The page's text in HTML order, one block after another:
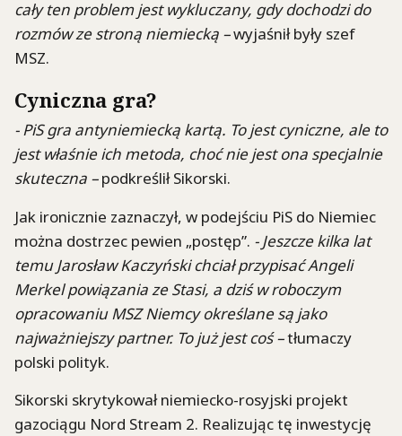
cały ten problem jest wykluczany, gdy dochodzi do
rozmów ze stroną niemiecką –wyjaśnił były szef
MSZ.
Cyniczna gra?
- PiS gra antyniemiecką kartą. To jest cyniczne, ale to
jest właśnie ich metoda, choć nie jest ona specjalnie
skuteczna –podkreślił Sikorski.
Jak ironicznie zaznaczył, w podejściu PiS do Niemiec
można dostrzec pewien „postęp”. - Jeszcze kilka lat
temu Jarosław Kaczyński chciał przypisać Angeli
Merkel powiązania ze Stasi, a dziś w roboczym
opracowaniu MSZ Niemcy określane są jako
najważniejszy partner. To już jest coś –tłumaczy
polski polityk.
Sikorski skrytykował niemiecko-rosyjski projekt
gazociągu Nord Stream 2. Realizując tę inwestycję